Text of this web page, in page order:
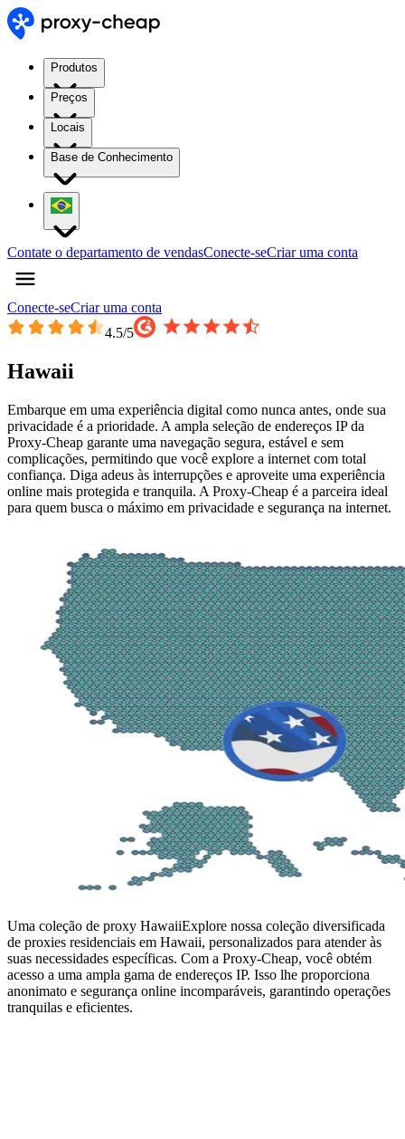
Produtos
Preços
Locais
Base de Conhecimento
Contate o departamento de vendasConecte-seCriar uma conta
Conecte-seCriar uma conta
4.5/5
Hawaii
Embarque em uma experiência digital como nunca antes, onde sua
privacidade é a prioridade. A ampla seleção de endereços IP da
Proxy-Cheap garante uma navegação segura, estável e sem
complicações, permitindo que você explore a internet com total
confiança. Diga adeus às interrupções e aproveite uma experiência
online mais protegida e tranquila. A Proxy-Cheap é a parceira ideal
para quem busca o máximo em privacidade e segurança na internet.
Uma coleção de proxy HawaiiExplore nossa coleção diversificada
de proxies residenciais em Hawaii, personalizados para atender às
suas necessidades específicas. Com a Proxy-Cheap, você obtém
acesso a uma ampla gama de endereços IP. Isso lhe proporciona
anonimato e segurança online incomparáveis, garantindo operações
tranquilas e eficientes.